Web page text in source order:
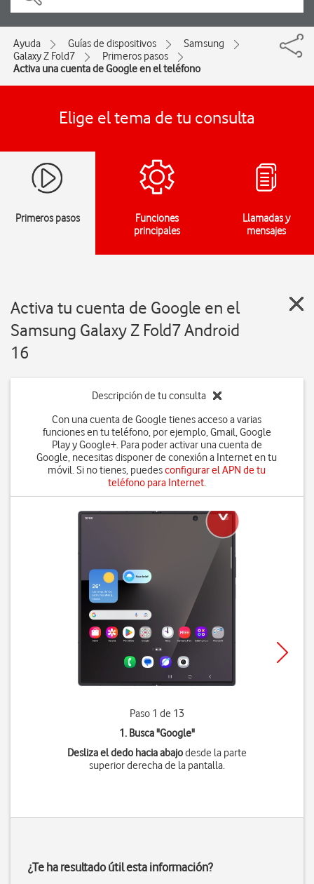
Ayuda Guías de dispositivos
Samsung
Galaxy Z Fold7
Primeros pasos
Activa una cuenta de Google en el teléfono
Elige el tema de tu consulta
Primeros pasos
Funciones
principales
Llamadas y
mensajes
Activa tu cuenta de Google en el
Samsung Galaxy Z Fold7 Android
16
Descripción de tu consulta
Con una cuenta de Google tienes acceso a varias
funciones en tu teléfono, por ejemplo, Gmail, Google
Play y Google+. Para poder activar una cuenta de
Google, necesitas disponer de conexión a Internet en tu
móvil. Si no tienes, puedesconfigurar el APN de tu
teléfono para Internet.
Paso 1 de 13
1. Busca "Google"
Desliza el dedo hacia abajodesde la parte
superior derecha de la pantalla.
¿Te ha resultado útil esta información?